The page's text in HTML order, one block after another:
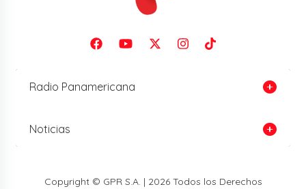
Radio Panamericana
Noticias
Copyright © GPR S.A. | 2026 Todos los Derechos